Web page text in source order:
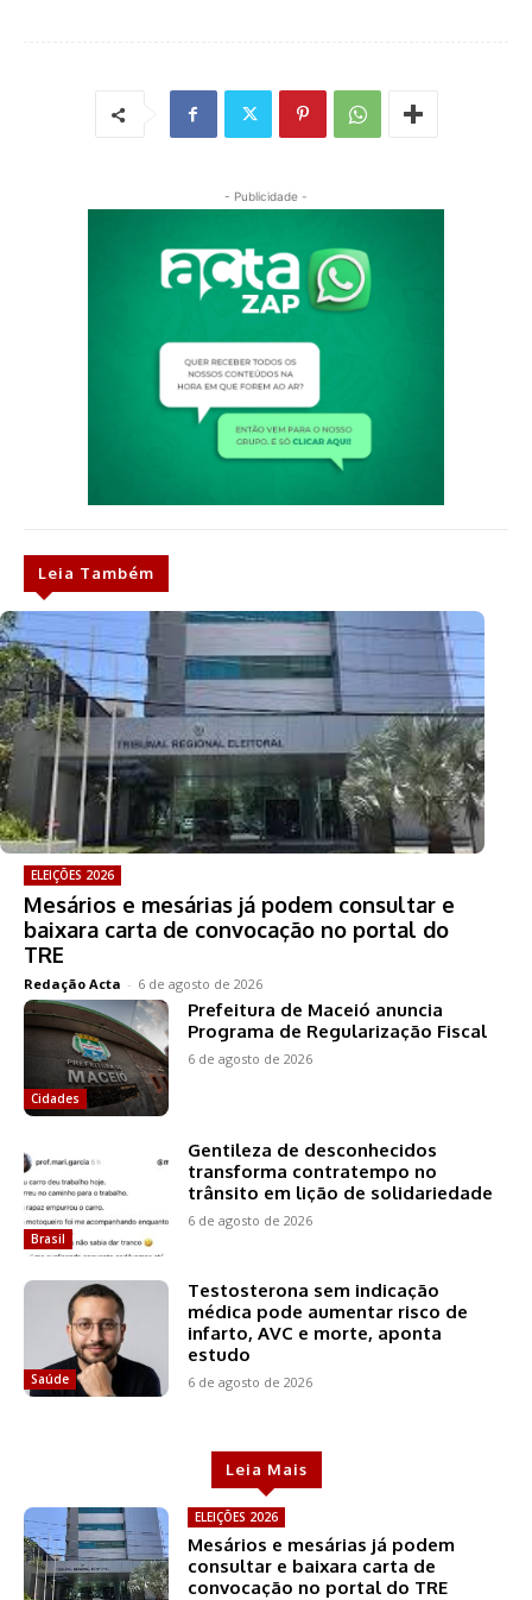
- Publicidade -
Leia Também
ELEIÇÕES 2026
Mesários e mesárias já podem consultar e
baixara carta de convocação no portal do
TRE
Redação Acta - 6 de agosto de 2026
Cidades
Prefeitura de Maceió anuncia
Programa de Regularização Fiscal
6 de agosto de 2026
Brasil
Gentileza de desconhecidos
transforma contratempo no
trânsito em lição de solidariedade
6 de agosto de 2026
Saúde
Testosterona sem indicação
médica pode aumentar risco de
infarto, AVC e morte, aponta
estudo
6 de agosto de 2026
Leia Mais
ELEIÇÕES 2026
Mesários e mesárias já podem
consultar e baixara carta de
convocação no portal do TRE